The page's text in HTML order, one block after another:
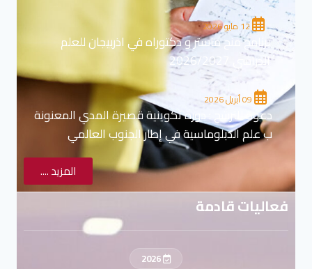
12 مايو 2026
برنامج منح ماستر و دكتوراه في اذربيجان للعلم
الدراسي 2026/2027
09 أبريل 2026
دعوة للترشح : دورة تكوينية قصيرة المدي المعنونة
ب علم الدبلوماسية في إطار الجنوب العالمي
المزيد ....
فعاليات قادمة